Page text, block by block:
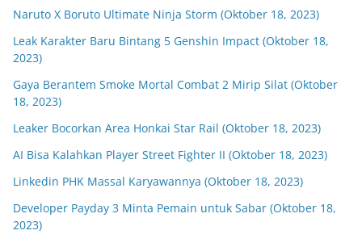
Naruto X Boruto Ultimate Ninja Storm (Oktober 18, 2023)
Leak Karakter Baru Bintang 5 Genshin Impact (Oktober 18,
2023)
Gaya Berantem Smoke Mortal Combat 2 Mirip Silat (Oktober
18, 2023)
Leaker Bocorkan Area Honkai Star Rail (Oktober 18, 2023)
AI Bisa Kalahkan Player Street Fighter II (Oktober 18, 2023)
Linkedin PHK Massal Karyawannya (Oktober 18, 2023)
Developer Payday 3 Minta Pemain untuk Sabar (Oktober 18,
2023)